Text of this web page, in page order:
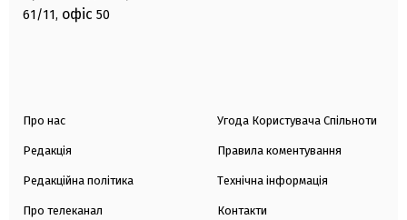
61/11, офіс 50
Про нас
Редакція
Редакційна політика
Про телеканал
Угода Користувача Спільноти
Правила коментування
Технічна інформація
Контакти